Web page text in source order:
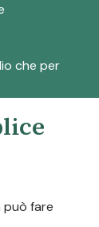
che per
può fare